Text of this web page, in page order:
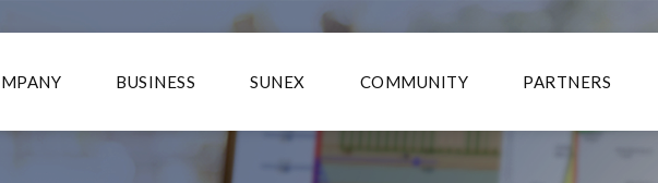
BUSINESS SUNEX COMMUNITY PARTNERS